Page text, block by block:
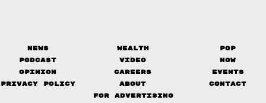
News Wealth
Pop
Podcast
Video
Now
Opinion
Careers
Events
Privacy Policy
About
Contact
FOR ADVERTISING